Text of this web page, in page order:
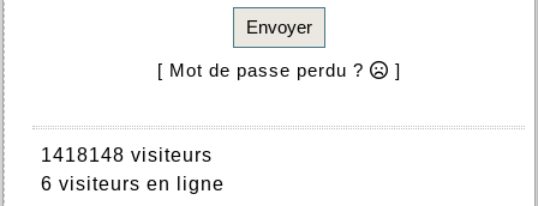
Envoyer
[ Mot de passe perdu ? ]
1418148 visiteurs
6 visiteurs en ligne